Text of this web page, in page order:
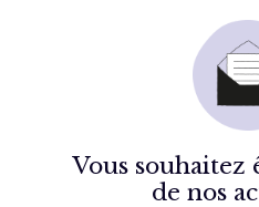
Vous
de nos